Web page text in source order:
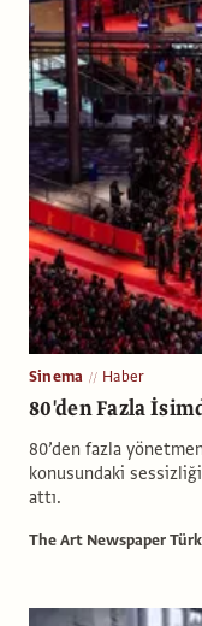
Sinema Haber
80'den Fazla
80’den fazla
konusundaki
attı.
The Art Newspaper